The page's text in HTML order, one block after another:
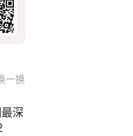
一换
深